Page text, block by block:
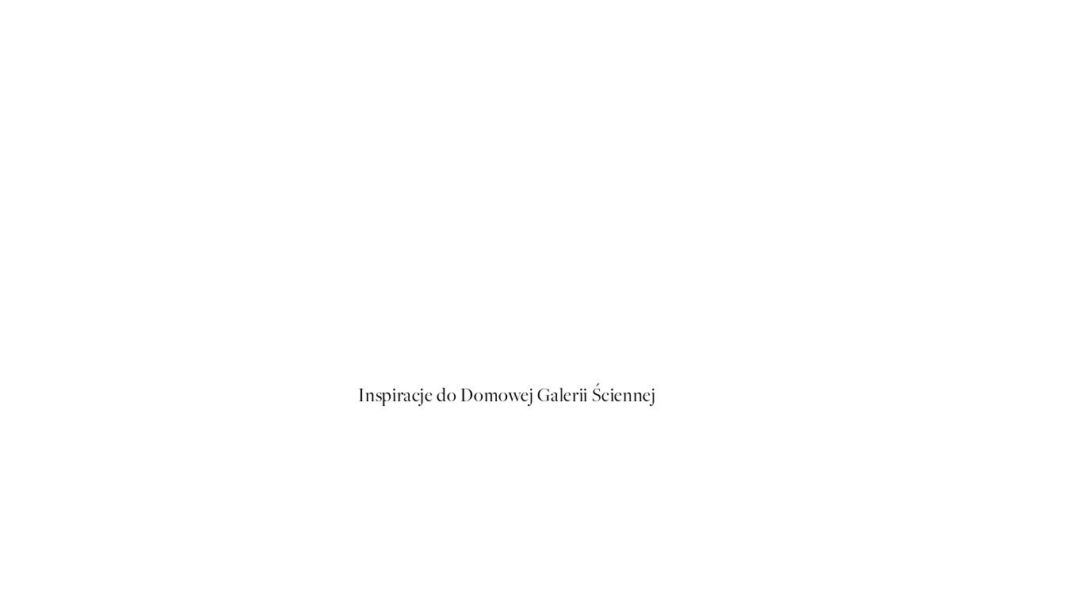
Inspiracje do Domowej Galerii Ściennej